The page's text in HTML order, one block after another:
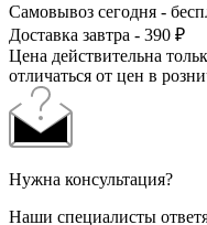
Самовывоз сегодня -
Доставка завтра - 390 ₽
Цена действительна
отличаться от цен в
Нужна консультация?
Наши специалисты